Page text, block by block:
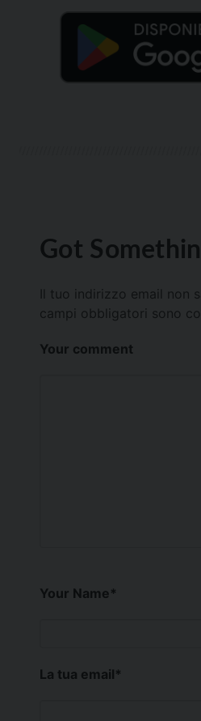
Got
Il tuo indirizzo email non
campi obbligatori sono
Your comment
Your Name*
La tua email*